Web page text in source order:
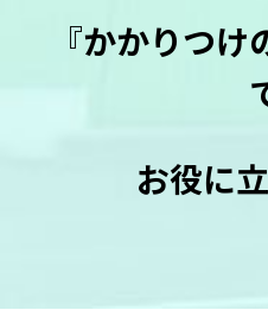
『かかりつけ
お役に